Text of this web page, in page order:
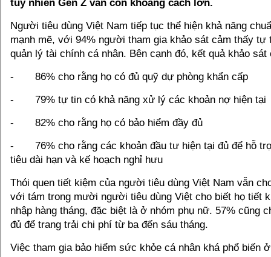
tuy nhiên Gen Z vẫn còn khoảng cách lớn.
Người tiêu dùng Việt Nam tiếp tục thể hiện khả năng
mạnh mẽ, với 94% người tham gia khảo sát cảm thấy tự
quản lý tài chính cá nhân. Bên cạnh đó, kết quả khảo sát
- 86% cho rằng họ có đủ quỹ dự phòng khẩn cấp
- 79% tự tin có khả năng xử lý các khoản nợ hiện tại
- 82% cho rằng họ có bảo hiểm đầy đủ
- 76% cho rằng các khoản đầu tư hiện tại đủ để hỗ
tiêu dài hạn và kế hoạch nghỉ hưu
Thói quen tiết kiệm của người tiêu dùng Việt Nam vẫn
với tám trong mười người tiêu dùng Việt cho biết họ tiết
nhập hàng tháng, đặc biệt là ở nhóm phụ nữ. 57% cũng
đủ để trang trải chi phí từ ba đến sáu tháng.
Việc tham gia bảo hiểm sức khỏe cá nhân khá phổ biến